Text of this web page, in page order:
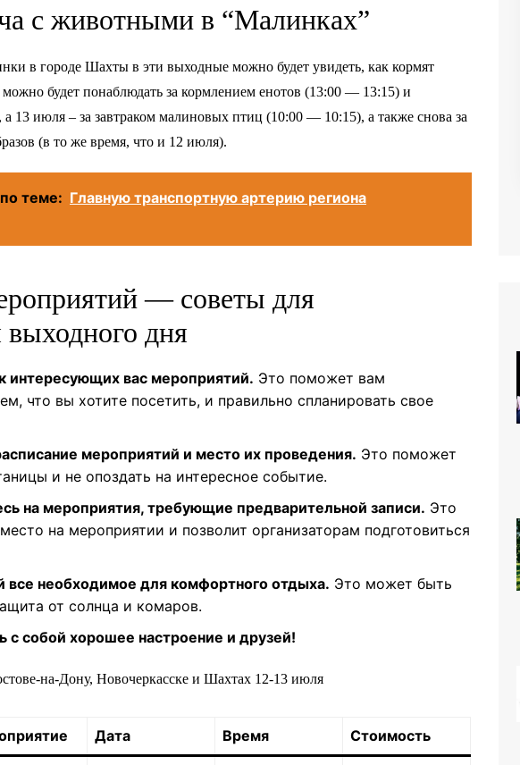
с животными в “Малинках”
в городе Шахты в эти выходные можно будет увидеть, как кормят
будет понаблюдать за кормлением енотов (13:00 — 13:15) и
13 июля – за завтраком малиновых птиц (10:00 — 10:15), а также снова за
(в то же время, что и 12 июля).
теме: Главную транспортную артерию региона
— советы для
дня
интересующих вас мероприятий. Это поможет вам
что вы хотите посетить, и правильно спланировать свое
мероприятий и место их проведения. Это поможет
и не опоздать на интересное событие.
на мероприятия, требующие предварительной записи. Это
на мероприятии и позволит организаторам подготовиться
все необходимое для комфортного отдыха. Это может быть
от солнца и комаров.
с собой хорошее настроение и друзей!
на-Дону, Новочеркасске и Шахтах 12-13 июля
Дата Время Стоимость